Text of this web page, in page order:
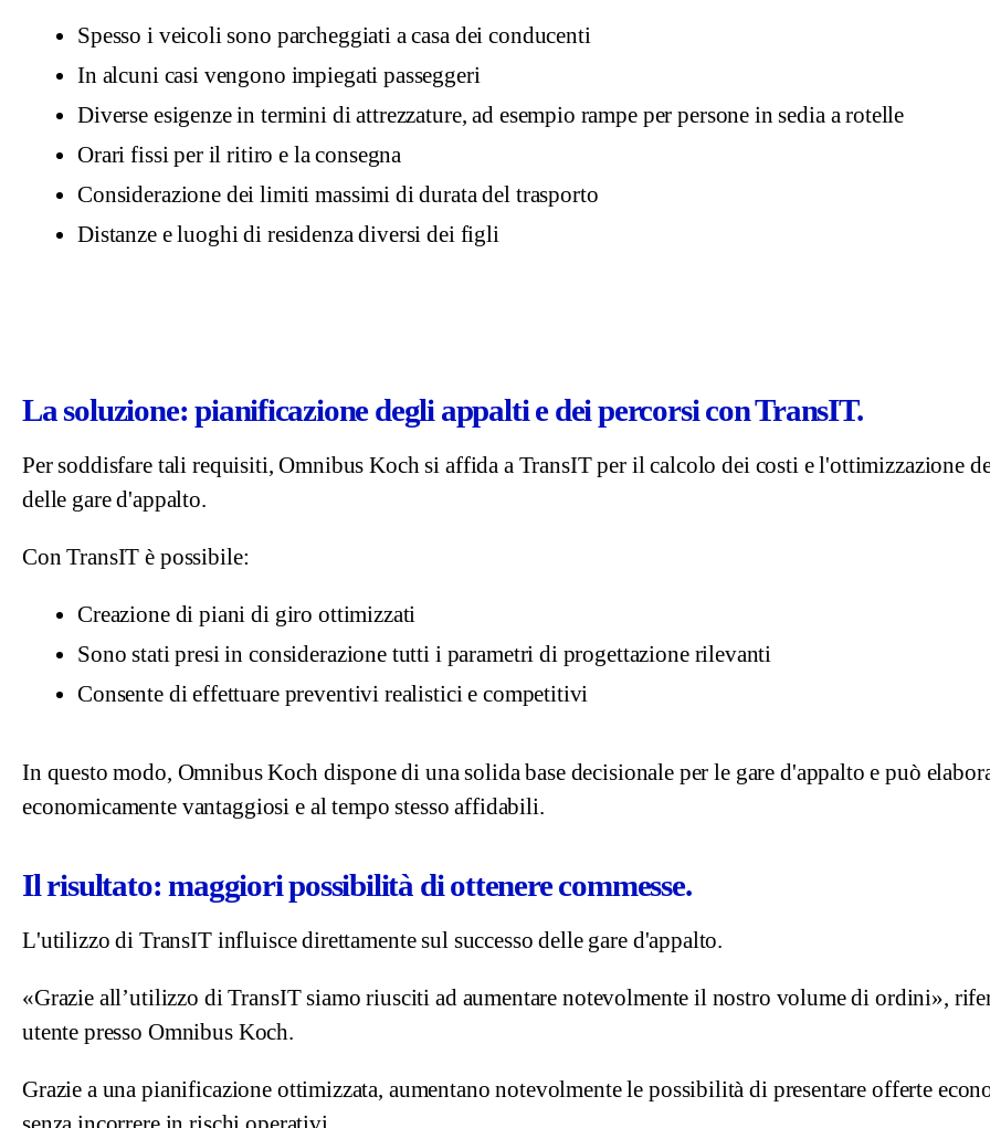
Spesso i veicoli sono parcheggiati a casa dei conducenti
In alcuni casi vengono impiegati passeggeri
Diverse esigenze in termini di attrezzature, ad esempio rampe per persone in sedia a rotelle
Orari fissi per il ritiro e la consegna
Considerazione dei limiti massimi di durata del trasporto
Distanze e luoghi di residenza diversi dei figli
La soluzione: pianificazione degli appalti e dei percorsi con TransIT.
Per soddisfare tali requisiti, Omnibus Koch si affida a TransIT per il calcolo dei costi e l'ottimizzazione
delle gare d'appalto.
Con TransIT è possibile:
Creazione di piani di giro ottimizzati
Sono stati presi in considerazione tutti i parametri di progettazione rilevanti
Consente di effettuare preventivi realistici e competitivi
In questo modo, Omnibus Koch dispone di una solida base decisionale per le gare d'appalto e può
economicamente vantaggiosi e al tempo stesso affidabili.
Il risultato: maggiori possibilità di ottenere commesse.
L'utilizzo di TransIT influisce direttamente sul successo delle gare d'appalto.
«Grazie all’utilizzo di TransIT siamo riusciti ad aumentare notevolmente il nostro volume di ordini»,
utente presso Omnibus Koch.
Grazie a una pianificazione ottimizzata, aumentano notevolmente le possibilità di presentare offerte